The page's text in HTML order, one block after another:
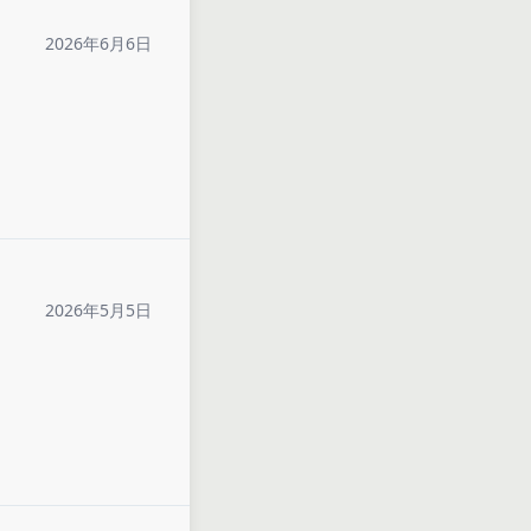
2026年6月6日
2026年5月5日